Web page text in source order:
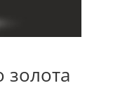
золота